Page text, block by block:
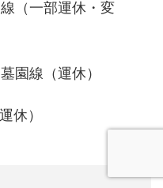
（一部運休・変
園線（運休）
休）